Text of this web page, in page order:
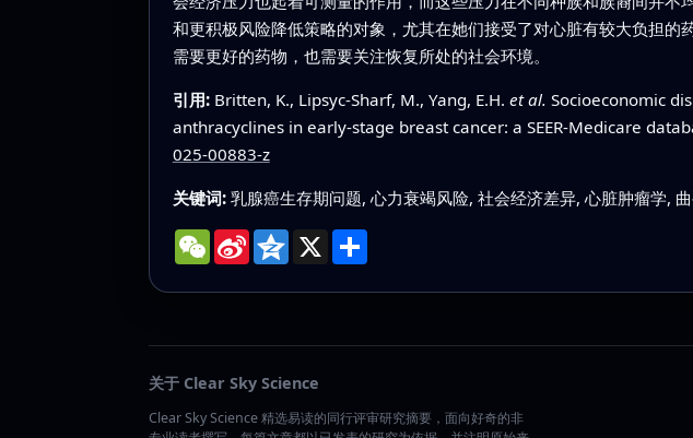
和更积极风险降低策略的对象，尤其在她们接受了对心脏有较大负担
需要更好的药物，也需要关注恢复所处的社会环境。
引用: Britten, K., Lipsyc-Sharf, M., Yang, E.H. et al. Socioeconomic
anthracyclines in early-stage breast cancer: a SEER-Medicare
025-00883-z
关键词: 乳腺癌生存期问题, 心力衰竭风险, 社会经济差异, 心脏肿瘤学,
WeChat
Sina
Weibo
Qzone
X 分
享
关于 Clear Sky Science
Clear Sky Science 精选易读的同行评审研究摘要，面向好奇的非